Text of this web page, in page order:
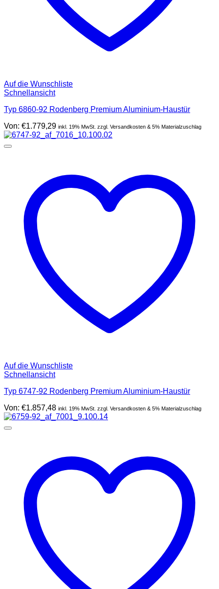
Auf die Wunschliste
Schnellansicht
Typ 6860-92 Rodenberg Premium Aluminium-Haustür
Von: €1.779,29 inkl. 19% MwSt. zzgl. Versandkosten & 5% Materialzuschlag
Auf die Wunschliste
Schnellansicht
Typ 6747-92 Rodenberg Premium Aluminium-Haustür
Von: €1.857,48 inkl. 19% MwSt. zzgl. Versandkosten & 5% Materialzuschlag